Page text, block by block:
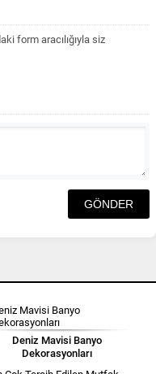
form aracılığıyla siz
Deniz Mavisi Banyo
Dekorasyonları